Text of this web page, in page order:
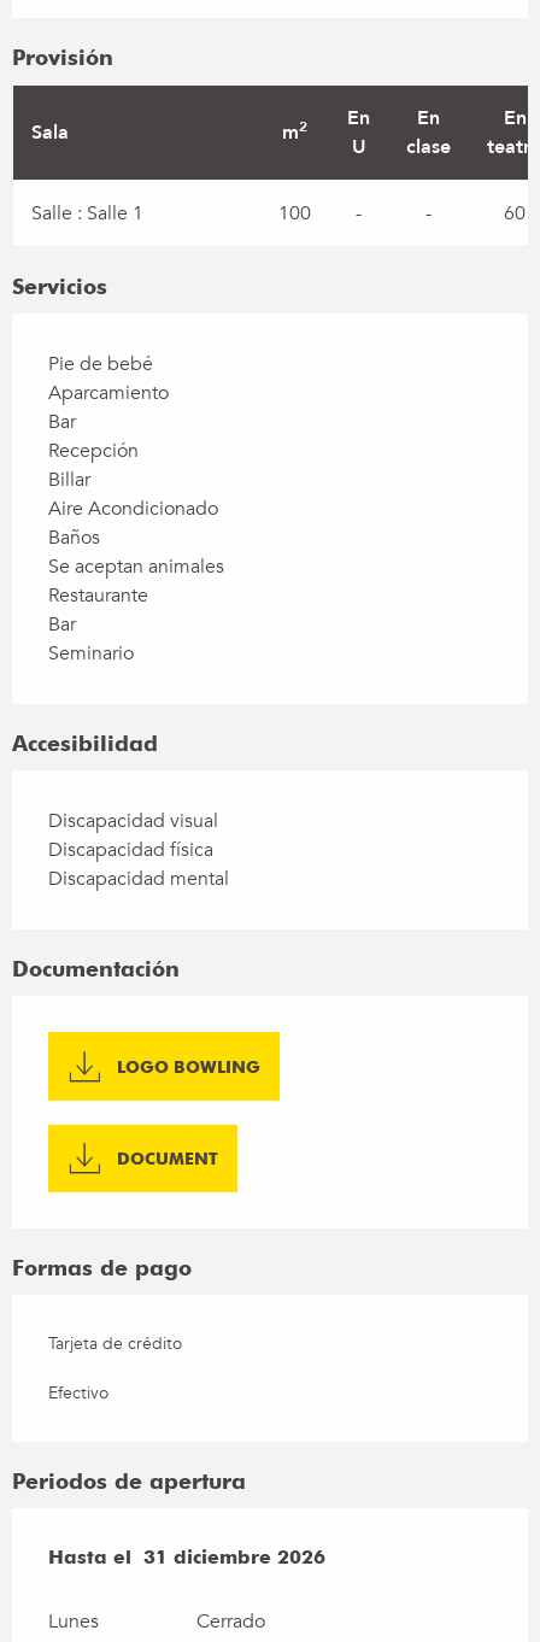
Provisión
Sala m2
En
U
En
clase
En
Salle : Salle 1 100 - - 60
Servicios
Pie de bebé
Aparcamiento
Bar
Recepción
Billar
Aire Acondicionado
Baños
Se aceptan animales
Restaurante
Bar
Seminario
Accesibilidad
Discapacidad visual
Discapacidad física
Discapacidad mental
Documentación
LOGO BOWLING
DOCUMENT
Formas de pago
Tarjeta de crédito
Efectivo
Periodos de apertura
Del2 enero 2026al31 diciembre 2026
Hasta el 31 diciembre 2026
Lunes Cerrado